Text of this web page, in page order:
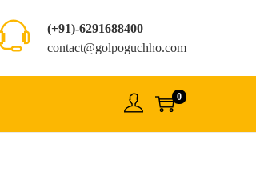
(+91)-6291688400
contact@golpoguchho.com
0